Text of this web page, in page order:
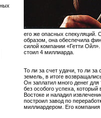
его же опасных спекуляций.
образом, она обеспечила
силой компании «Гетти
стоил 4 миллиарда.
То ли за счет удачи, то ли
земель, в итоге
Он заплатил много денег
без особого успеха,
Востоке и наладил
построил завод по
миллиардером. Его